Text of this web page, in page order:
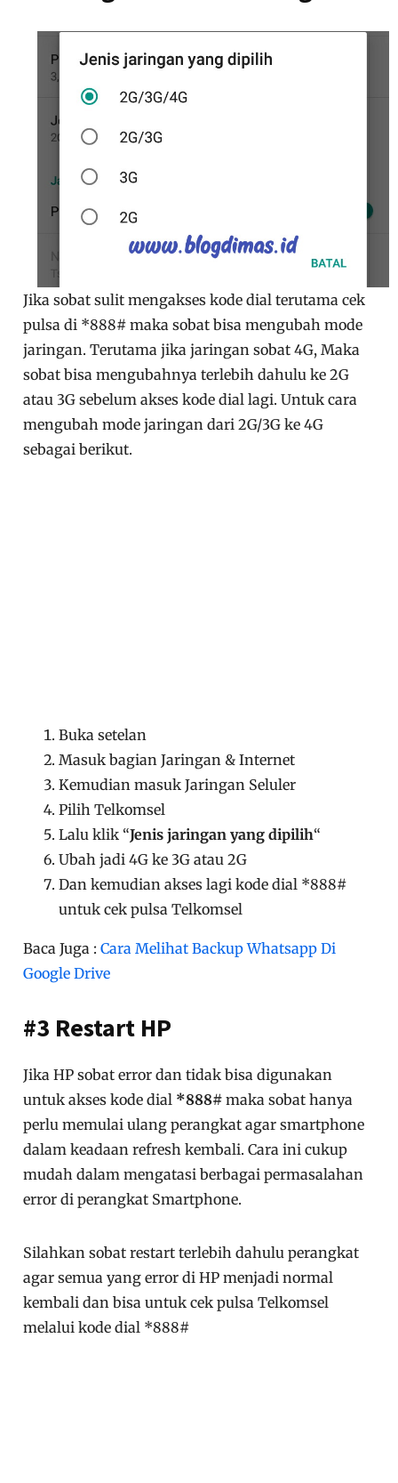
Jika sobat sulit mengakses kode dial terutama cek
pulsa di *888# maka sobat bisa mengubah mode
jaringan. Terutama jika jaringan sobat 4G, Maka
sobat bisa mengubahnya terlebih dahulu ke 2G
atau 3G sebelum akses kode dial lagi. Untuk cara
mengubah mode jaringan dari 2G/3G ke 4G
sebagai berikut.
Buka setelan
Masuk bagian Jaringan & Internet
Kemudian masuk Jaringan Seluler
Pilih Telkomsel
Lalu klik “Jenis jaringan yang dipilih“
Ubah jadi 4G ke 3G atau 2G
Dan kemudian akses lagi kode dial *888#
untuk cek pulsa Telkomsel
Baca Juga :Cara Melihat Backup Whatsapp Di
Google Drive
#3 Restart HP
Jika HP sobat error dan tidak bisa digunakan
untuk akses kode dial *888# maka sobat hanya
perlu memulai ulang perangkat agar smartphone
dalam keadaan refresh kembali. Cara ini cukup
mudah dalam mengatasi berbagai permasalahan
error di perangkat Smartphone.
Silahkan sobat restart terlebih dahulu perangkat
agar semua yang error di HP menjadi normal
kembali dan bisa untuk cek pulsa Telkomsel
melalui kode dial *888#